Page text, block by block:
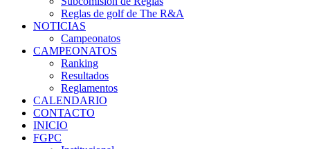
Reglas de golf de The R&A
NOTICIAS
Campeonatos
CAMPEONATOS
Ranking
Resultados
Reglamentos
CALENDARIO
CONTACTO
INICIO
FGPC